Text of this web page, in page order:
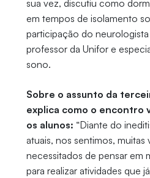
sua vez, discutiu como
em tempos de isolamento
participação do neurologista
professor da Unifor e
sono.
Sobre o assunto da
explica como o encontro
os alunos: “Diante do
atuais, nos sentimos, muitas
necessitados de pensar em
para realizar atividades que